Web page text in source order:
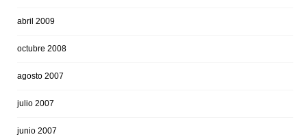
abril 2009
octubre 2008
agosto 2007
julio 2007
junio 2007